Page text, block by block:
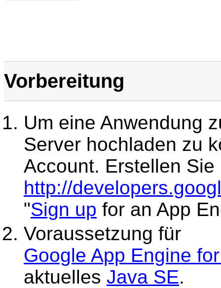
Vorbereitung
Um eine Anwendung
Server hochladen zu
Account. Erstellen Sie
http://
"Sign up for an App
Voraussetzung für
Google App Engine
aktuelles Java SE.